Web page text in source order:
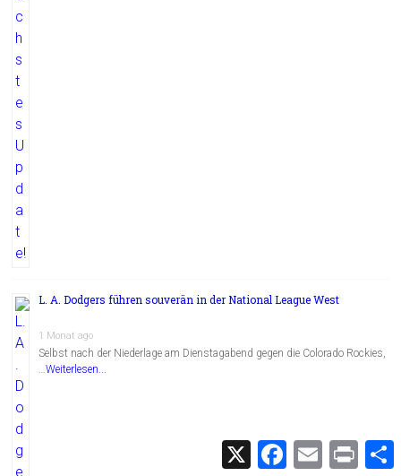
L. A. Dodgers führen souverän in der National League West
1 Monat ago
Selbst nach der Niederlage am Dienstagabend gegen die Colorado Rockies,
…Weiterlesen...
X
F
E
m
P